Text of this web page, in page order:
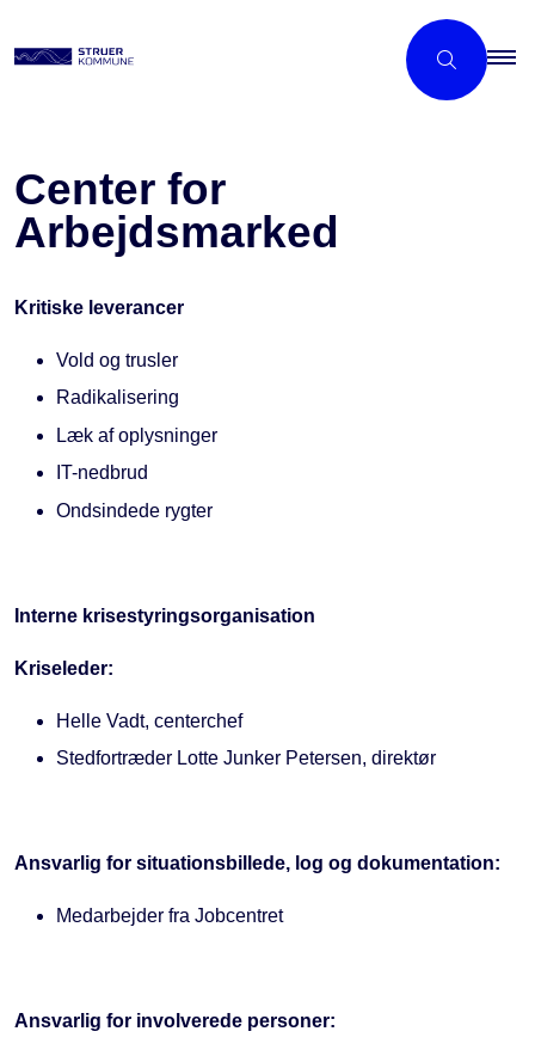
Center for
Arbejdsmarked
Kritiske leverancer
Vold og trusler
Radikalisering
Læk af oplysninger
IT-nedbrud
Ondsindede rygter
Interne krisestyringsorganisation
Kriseleder:
Helle Vadt, centerchef
Stedfortræder Lotte Junker Petersen, direktør
Ansvarlig for situationsbillede, log og dokumentation:
Medarbejder fra Jobcentret
Ansvarlig for involverede personer: